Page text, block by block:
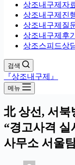
상조내구제자
상조내구제진
상조내구제질
상조내구제후기
상조스피드상
검색
『상조내구제』
메뉴
北 상선, 서
“경고사격 실
사무소 서울